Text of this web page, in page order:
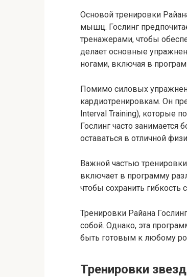
Основой тренировки
мышц. Гослинг
тренажерами, чтобы
делает основные
ногами, включая в
Помимо силовых
кардиотренировкам. Он
Interval Training), которые
Гослинг часто
оставаться в отличной
Важной частью тренировки
включает в программу
чтобы сохранить
Тренировки Райана
собой. Однако, эта
быть готовым к любому
Тренировки